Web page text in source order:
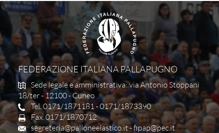
FEDERAZIONE ITALIANA PALLAPUGNO
Sede legale e amministrativa: via Antonio Stoppani
18/ter - 12100 - Cuneo
Tel. 0171/1871181 - 0171/1873390
Fax. 0171/1870712
segreteria@palloneelastico.it-fipap@pec.it